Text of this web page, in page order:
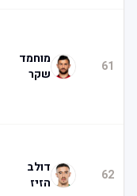
61
מוחמד
שקר
62
דולב
הזיז